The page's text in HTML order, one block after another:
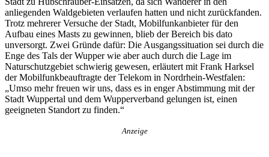
anliegenden Waldgebieten verlaufen hatten und nicht zurückfanden.
Trotz mehrerer Versuche der Stadt, Mobilfunkanbieter für den
Aufbau eines Masts zu gewinnen, blieb der Bereich bis dato
unversorgt. Zwei Gründe dafür: Die Ausgangssituation sei durch die
Enge des Tals der Wupper wie aber auch durch die Lage im
Naturschutzgebiet schwierig gewesen, erläutert mit Frank Harksel
der Mobilfunkbeauftragte der Telekom in Nordrhein-Westfalen:
„Umso mehr freuen wir uns, dass es in enger Abstimmung mit der
Stadt Wuppertal und dem Wupperverband gelungen ist, einen
geeigneten Standort zu finden.“
Anzeige